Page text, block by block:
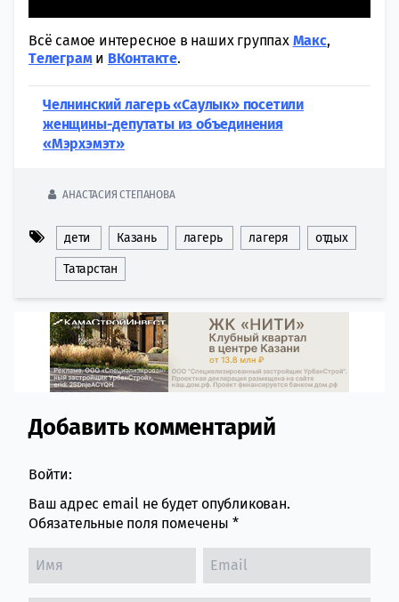
Всё самое интересное в наших группах Макс,
Tелеграми ВКонтакте.
Челнинский лагерь «Саулык» посетили
женщины-депутаты из объединения
«Мэрхэмэт»
АНАСТАСИЯ СТЕПАНОВА
дети Казань лагерь лагеря отдых
Татарстан
Comment section
Добавить комментарий
Войти:
Ваш адрес email не будет опубликован.
Обязательные поля помечены *